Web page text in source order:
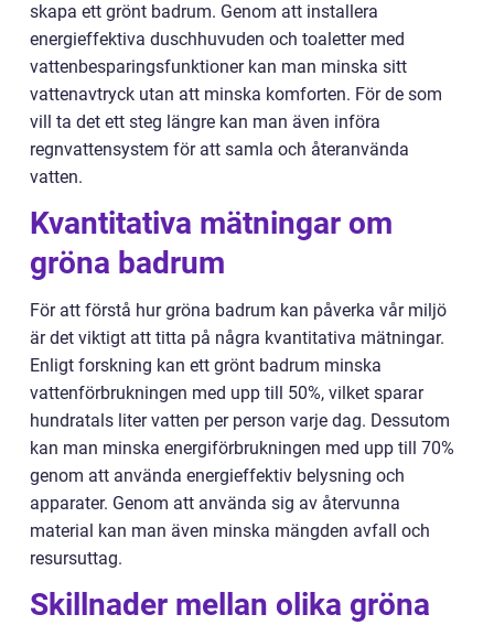
skapa ett grönt badrum. Genom att installera
energieffektiva duschhuvuden och toaletter med
vattenbesparingsfunktioner kan man minska sitt
vattenavtryck utan att minska komforten. För de som
vill ta det ett steg längre kan man även införa
regnvattensystem för att samla och återanvända
vatten.
Kvantitativa mätningar om
gröna badrum
För att förstå hur gröna badrum kan påverka vår miljö
är det viktigt att titta på några kvantitativa mätningar.
Enligt forskning kan ett grönt badrum minska
vattenförbrukningen med upp till 50%, vilket sparar
hundratals liter vatten per person varje dag. Dessutom
kan man minska energiförbrukningen med upp till 70%
genom att använda energieffektiv belysning och
apparater. Genom att använda sig av återvunna
material kan man även minska mängden avfall och
resursuttag.
Skillnader mellan olika gröna